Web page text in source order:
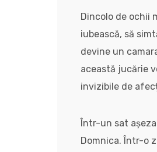
Dincolo de ochii
iubească, să
devine un
această jucărie
invizibile de
Într-un sat
Domnica. Într-o